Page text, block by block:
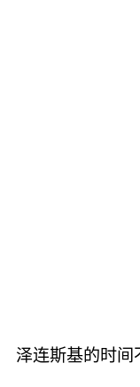
泽连斯基的时间